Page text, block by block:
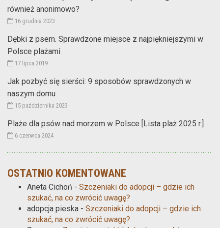
również anonimowo?
16 grudnia 2023
Dębki z psem. Sprawdzone miejsce z najpiękniejszymi w
Polsce plażami
17 lipca 2019
Jak pozbyć się sierści: 9 sposobów sprawdzonych w
naszym domu
15 października 2023
Plaże dla psów nad morzem w Polsce [Lista plaż 2025 r.]
6 czerwca 2024
OSTATNIO KOMENTOWANE
Aneta Cichoń - Szczeniaki do adopcji – gdzie ich
szukać, na co zwrócić uwagę?
adopcja pieska - Szczeniaki do adopcji – gdzie ich
szukać, na co zwrócić uwagę?